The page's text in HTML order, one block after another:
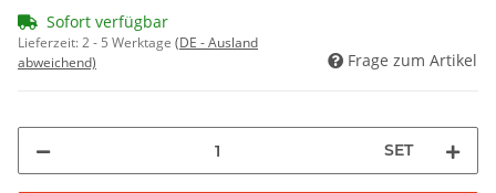
Sofort verfügbar
Lieferzeit:2 - 5 Werktage (DE - Ausland
abweichend)
Frage zum Artikel
SET